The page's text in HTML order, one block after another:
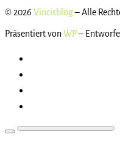
© 2026 Vincisblog– Alle
Präsentiert von WP–